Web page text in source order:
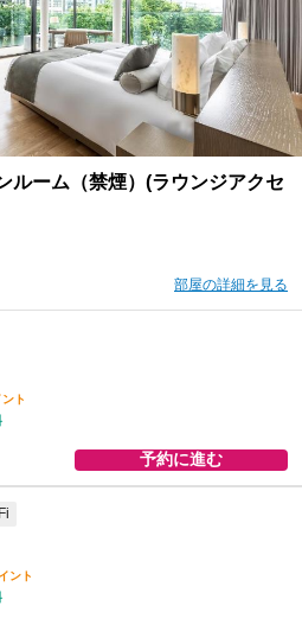
ント
予約に進む
ルーム（禁煙）(ラウンジアクセ
部屋の詳細を見る
ト
予約に進む
ント